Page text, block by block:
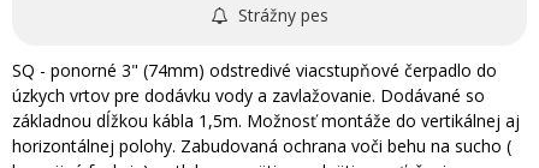
Strážny pes
SQ - ponorné 3" (74mm) odstredivé viacstupňové čerpadlo do
úzkych vrtov pre dodávku vody a zavlažovanie. Dodávané so
základnou dĺžkou kábla 1,5m. Možnosť montáže do vertikálnej aj
horizontálnej polohy. Zabudovaná ochrana voči behu na sucho (